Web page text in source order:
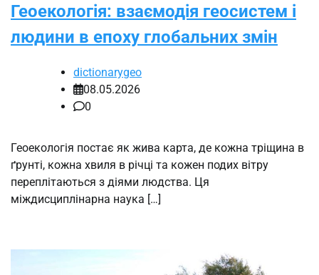
Геоекологія: взаємодія геосистем і
людини в епоху глобальних змін
dictionarygeo
08.05.2026
0
Геоекологія постає як жива карта, де кожна тріщина в
ґрунті, кожна хвиля в річці та кожен подих вітру
переплітаються з діями людства. Ця
міждисциплінарна наука […]